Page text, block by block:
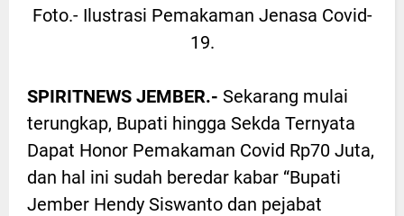
Foto.- Ilustrasi Pemakaman Jenasa Covid-
19.
SPIRITNEWS JEMBER.- Sekarang mulai
terungkap, Bupati hingga Sekda Ternyata
Dapat Honor Pemakaman Covid Rp70 Juta,
dan hal ini sudah beredar kabar “Bupati
Jember Hendy Siswanto dan pejabat